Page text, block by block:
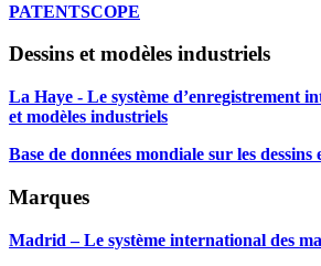
PATENTSCOPE
Dessins et modèles industriels
La Haye - Le système d’enregistrement
et modèles industriels
Base de données mondiale sur les dessins
Marques
Madrid – Le système international des